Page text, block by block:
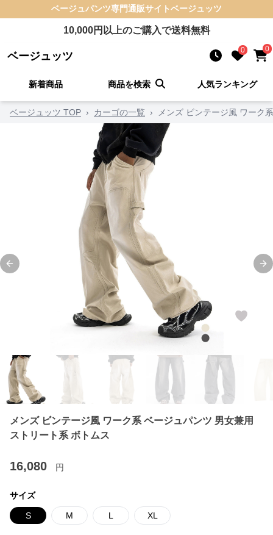
ベージュパンツ専門通販サイトベージュッツ
10,000円以上のご購入で送料無料
ベージュッツ 0 0
新着商品 商品を検索 人気ランキング
ベージュッツ TOP › カーゴの一覧 › メンズ ビンテージ風 ワーク
Previous slide
メンズ ビンテージ風 ワーク系 ベージュパンツ 男女兼用
ストリート系 ボトムス
16,080 円
サイズ
S M L XL